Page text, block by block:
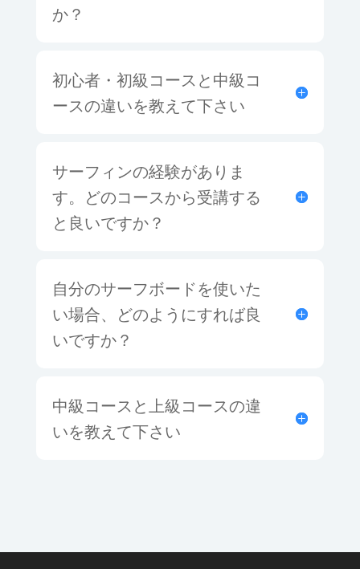
か？
初心者・初級コースと中級コ
ースの違いを教えて下さい
サーフィンの経験がありま
す。どのコースから受講する
と良いですか？
自分のサーフボードを使いた
い場合、どのようにすれば良
いですか？
中級コースと上級コースの違
いを教えて下さい